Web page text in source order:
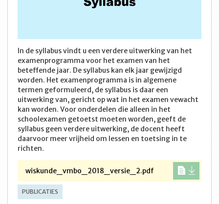
In de syllabus vindt u een verdere uitwerking van het
examenprogramma voor het examen van het
beteffende jaar. De syllabus kan elk jaar gewijzigd
worden. Het examenprogramma is in algemene
termen geformuleerd, de syllabus is daar een
uitwerking van, gericht op wat in het examen vewacht
kan worden. Voor onderdelen die alleen in het
schoolexamen getoetst moeten worden, geeft de
syllabus geen verdere uitwerking, de docent heeft
daarvoor meer vrijheid om lessen en toetsing in te
richten.
wiskunde_vmbo_2018_versie_2.pdf
PUBLICATIES